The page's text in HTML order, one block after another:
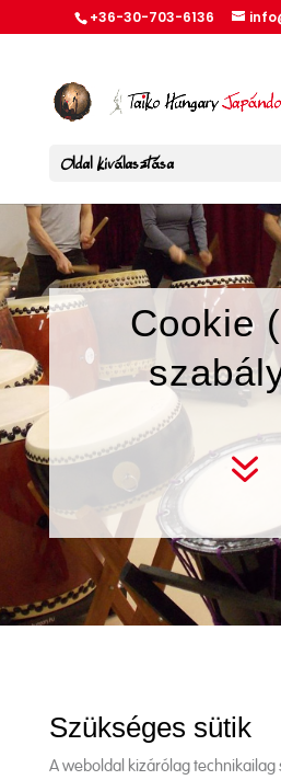
+36-30-703-6136
Oldal kiválasztása
Cookie
7
Szükséges sütik
A weboldal kizárólag technikailag